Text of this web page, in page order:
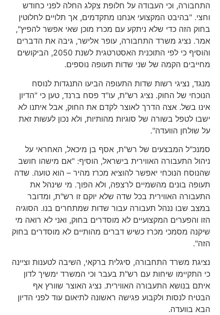
התחבורה, וכי העבודה על חלופת צקלג החלה לפני כחודש
וחצי. "בהיבט המקצועי אנחנו מתקדמים, אך תלויים לחלוטין
בחוק הזה כדי שלא ניתקע עם מכרז מוכן שאי אפשר להפיץ",
אמר. נציג משרד התחבורה, עופר אלישר, גיבה את הדברים
והוסיף כי לפי התוכנית האסטרטגית לשנת 2050, הביקושים
מחייבים הקמה של שני שדות תעופה נוספים.
מנגד, נציגי רשות שדות התעופה הביעו התנגדות לנוסח
הנוכחי של החוק. נציג רש"ת, עו"ד פסח ברנד, טען כי "הדיון
אינו בשל. אצה הדרך לאוצר לקדם את החוק, אבל איתנו לא
ישבו לטפל בשורה של סוגיות מהותיות, ולא נכון לעשות זאת
על שולחן הוועדה".
סמנכ"ל המבצעים של רש"ת, אסף בן מיכאל, האחראי על
ניהול התעבורה האווירית בישראל, הוסיף: "אם מישהו חושב
שהנוסח הנוכחי יאפשר להוציא מכרז מהיר – הוא טועה. שדה
תעופה בונים מהשמיים לרצפה, ולא הפוך. מי שינהל את
התעבורה האווירית בכל שדה שלא יוקם זו רש"ת, ומדובר
במצב שבו ננהל תעבורה עבור שדות שמתחרים בנו. הסוגיה
הזו והפערים המקצועיים לא מוסדרים בחוק, ואני לא רואה מי
שיקנה מסמכי מכרז כשיש דברים מהותיים לא מוסדרים בחוק
הזה".
נציגת משרד התחבורה, סיגלית ברקאי, השיבה לטענות וציינה
כי התקיימו שיחות עם רש"ת בעבר וכי המשרד ימשיך לדון
איתם בנושא התעבורה האווירית. נציג האוצר שוורץ אף
הבטיח לנסות ולקבוע פגישה ראשונה לתיאום עוד לפני הדיון
הבא בוועדה.